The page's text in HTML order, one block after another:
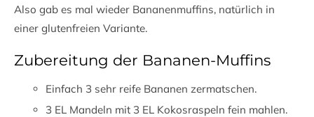
Also gab es mal wieder Bananenmuffins, natürlich in
einer glutenfreien Variante.
Zubereitung der Bananen-Muffins
Einfach 3 sehr reife Bananen zermatschen.
3 EL Mandeln mit 3 EL Kokosraspeln fein mahlen.